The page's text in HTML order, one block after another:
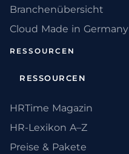
Branchenübersicht
Cloud Made in Germany
RESSOURCEN
RESSOURCEN
HRTime Magazin
HR-Lexikon A–Z
Preise & Pakete